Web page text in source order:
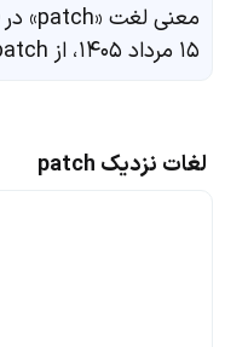
معنی لغت «patch» در
۱۵ مرداد ۱۴۰۵، از https://fastdic.com/word/patch
لغات نزدیک patch